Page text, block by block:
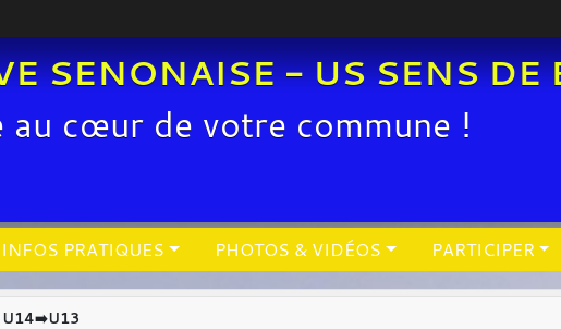
SENONAISE - US SENS DE
au cœur de votre commune !
INFOS PRATIQUES PHOTOS & VIDÉOS PARTICIPER
U14➡️U13